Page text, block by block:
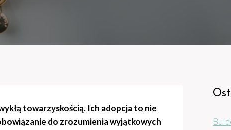
towarzyskością. Ich adopcja to nie
do zrozumienia wyjątkowych